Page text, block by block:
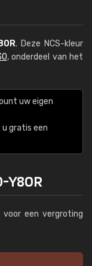
. Deze NCS-kleur
, onderdeel van het
uw eigen
gratis een
Y80R
voor een vergroting